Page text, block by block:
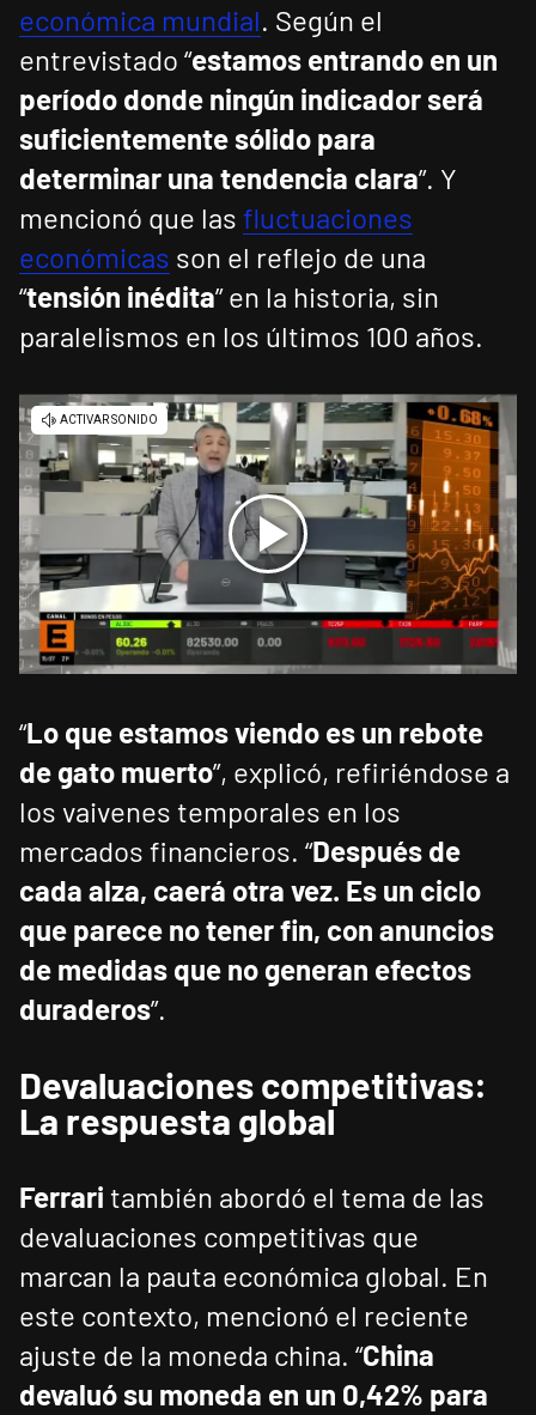
económica mundial. Según el
entrevistado “estamos entrando en un
período donde ningún indicador será
suficientemente sólido para
determinar una tendencia clara”. Y
mencionó que las fluctuaciones
económicas son el reflejo de una
“tensión inédita” en la historia, sin
paralelismos en los últimos 100 años.
“Lo que estamos viendo es un rebote
de gato muerto”, explicó, refiriéndose a
los vaivenes temporales en los
mercados financieros. “Después de
cada alza, caerá otra vez. Es un ciclo
que parece no tener fin, con anuncios
de medidas que no generan efectos
duraderos”.
Devaluaciones competitivas:
La respuesta global
Ferrari también abordó el tema de las
devaluaciones competitivas que
marcan la pauta económica global. En
este contexto, mencionó el reciente
ajuste de la moneda china. “China
devaluó su moneda en un 0,42% para